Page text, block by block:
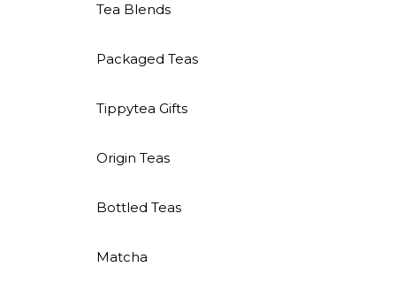
Tea Blends
Packaged Teas
Tippytea Gifts
Origin Teas
Bottled Teas
Matcha